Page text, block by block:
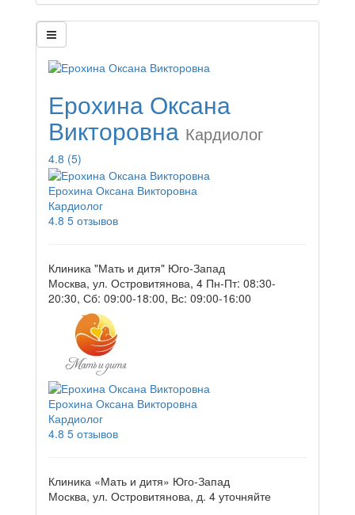
Ерохина Оксана
Викторовна Кардиолог
4.8 (5)
Ерохина Оксана Викторовна
Кардиолог
4.8 5 отзывов
Клиника "Мать и дитя" Юго-Запад
Москва, ул. Островитянова, 4 Пн-Пт: 08:30-
20:30, Сб: 09:00-18:00, Вс: 09:00-16:00
Ерохина Оксана Викторовна
Кардиолог
4.8 5 отзывов
Клиника «Мать и дитя» Юго-Запад
Москва, ул. Островитянова, д. 4 уточняйте